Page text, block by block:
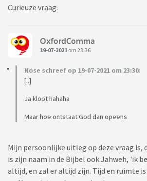
Curieuze vraag.
OxfordComma
19-07-2021 om 23:36
Nose schreef op 19-07-2021 om 23:30:
[..]
Ja klopt hahaha
Maar hoe ontstaat God dan opeens
Mijn persoonlijke uitleg op deze vraag is,
is zijn naam in de Bijbel ook Jahweh, 'ik
altijd, en zal er altijd zijn. Tijd en ruimte